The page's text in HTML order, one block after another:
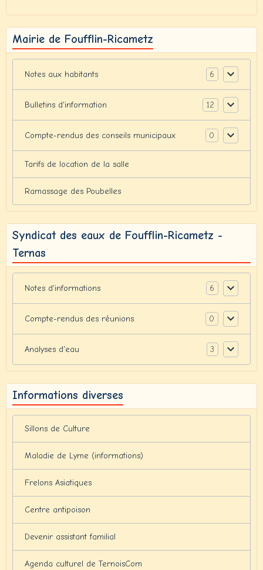
Mairie de Foufflin-Ricametz
Notes aux habitants 6
Bulletins d'information 12
Compte-rendus des conseils municipaux 0
Tarifs de location de la salle
Ramassage des Poubelles
Syndicat des eaux de Foufflin-Ricametz -
Ternas
Notes d'informations 6
Compte-rendus des réunions 0
Analyses d'eau 3
Informations diverses
Sillons de Culture
Maladie de Lyme (informations)
Frelons Asiatiques
Centre antipoison
Devenir assistant familial
Agenda culturel de TernoisCom